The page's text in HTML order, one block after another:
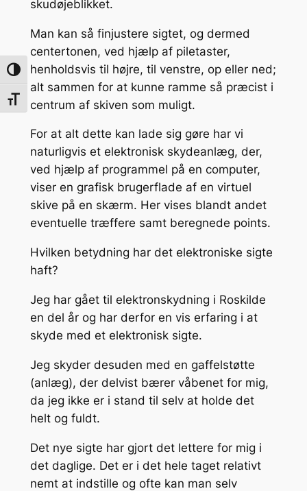
Toggle High Contrast
Toggle Font size
skudøjeblikket.
Man kan så finjustere sigtet, og dermed
centertonen, ved hjælp af piletaster,
henholdsvis til højre, til venstre, op eller ned;
alt sammen for at kunne ramme så præcist i
centrum af skiven som muligt.
For at alt dette kan lade sig gøre har vi
naturligvis et elektronisk skydeanlæg, der,
ved hjælp af programmel på en computer,
viser en grafisk brugerflade af en virtuel
skive på en skærm. Her vises blandt andet
eventuelle træffere samt beregnede points.
Hvilken betydning har det elektroniske sigte
haft?
Jeg har gået til elektronskydning i Roskilde
en del år og har derfor en vis erfaring i at
skyde med et elektronisk sigte.
Jeg skyder desuden med en gaffelstøtte
(anlæg), der delvist bærer våbenet for mig,
da jeg ikke er i stand til selv at holde det
helt og fuldt.
Det nye sigte har gjort det lettere for mig i
det daglige. Det er i det hele taget relativt
nemt at indstille og ofte kan man selv